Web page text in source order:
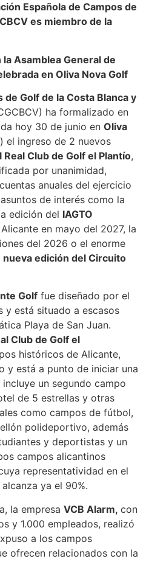
Española de Campos de
es miembro de la
Asamblea General de
en Oliva Nova Golf
Golf de la Costa Blanca y
ha formalizado en
hoy 30 de junio en Oliva
el ingreso de 2 nuevos
Club de Golf el Plantío,
por unanimidad,
anuales del ejercicio
de interés como la
edición del IAGTO
en mayo del 2027, la
del 2026 o el enorme
nueva edición del Circuito
Golf fue diseñado por el
y está situado a escasos
Playa de San Juan.
Club de Golf el
históricos de Alicante,
y está a punto de iniciar una
un segundo campo
de 5 estrellas y otras
como campos de fútbol,
polideportivo, además
y deportistas y un
campos alicantinos
representatividad en el
ya el 90%.
la empresa VCB Alarm, con
y 1.000 empleados, realizó
a los campos
ofrecen relacionados con la